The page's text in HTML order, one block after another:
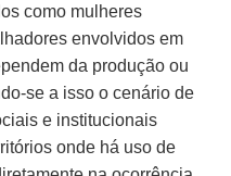
como mulheres
envolvidos em
da produção ou
se a isso o cenário de
e institucionais
onde há uso de